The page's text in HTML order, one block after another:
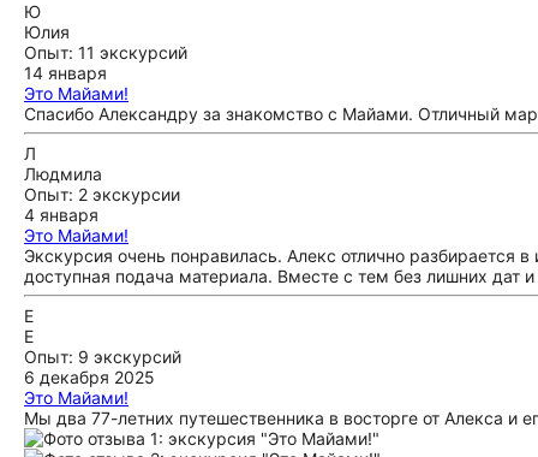
Ю
Юлия
Опыт: 11 экскурсий
14 января
Это Майами!
Спасибо Александру за знакомство с Майами. Отличный
Л
Людмила
Опыт: 2 экскурсии
4 января
Это Майами!
Экскурсия очень понравилась. Алекс отлично разбирается
доступная подача материала. Вместе с тем без лишних дат
Е
Е
Опыт: 9 экскурсий
6 декабря 2025
Это Майами!
Мы два 77-летних путешественника в восторге от Алекса